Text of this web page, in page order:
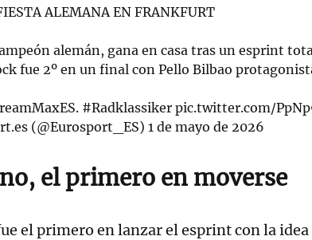
ALEMANA EN FRANKFURT
alemán, gana en casa tras un esprint
fue 2º en un final con Pello Bilbao
. #Radklassiker pic.twitter.com/
(@Eurosport_ES)1 de mayo de 2026
el primero en moverse
el primero en lanzar el esprint con la idea